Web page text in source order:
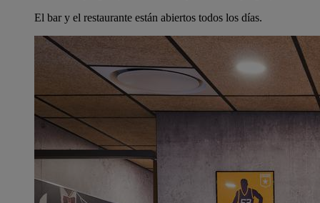
El bar y el restaurante están abiertos todos los días.